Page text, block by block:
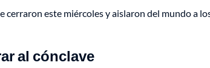
cerraron este miércoles y aislaron del mundo a
al cónclave